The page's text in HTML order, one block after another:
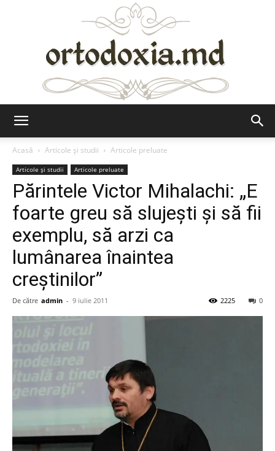
Acasă
Articole şi studii Articole preluate
Articole şi studii Articole preluate
Părintele Victor Mihalachi: „E
foarte greu să slujești și să fii
exemplu, să arzi ca
lumânarea înaintea
creștinilor”
De către admin - 9 iulie 2011 0
2225